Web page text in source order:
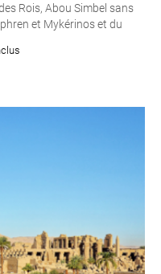
Rois, Abou Simbel sans
et Mykérinos et du